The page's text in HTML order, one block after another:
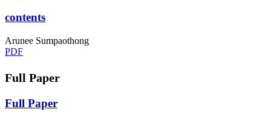
contents
Arunee Sumpaothong
PDF
Full Paper
Full Paper